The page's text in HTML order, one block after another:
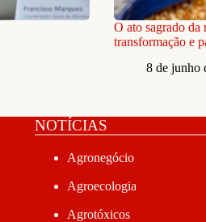
O ato sagrado da
transformação e
8 de junho
NOTÍCIAS
Agronegócio
Agroecologia
Agrotóxicos